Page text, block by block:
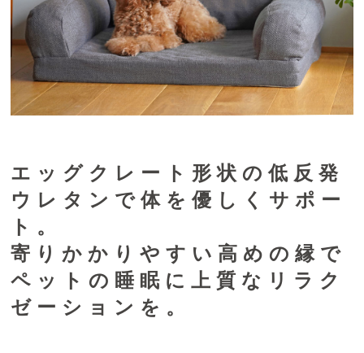
エッグクレート形状の低反発
ウレタンで体を優しくサポー
ト。
寄りかかりやすい高めの縁で
ペットの睡眠に上質なリラク
ゼーションを。